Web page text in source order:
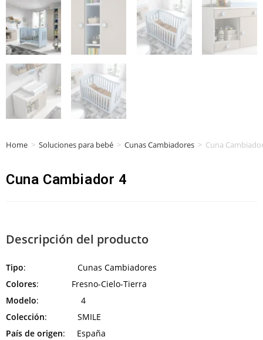
Home > Soluciones para bebé > Cunas Cambiadores > Cuna
Cuna Cambiador 4
Descripción del producto
Tipo: Cunas Cambiadores
Colores: Fresno-Cielo-Tierra
Modelo: 4
Colección: SMILE
País de origen: España